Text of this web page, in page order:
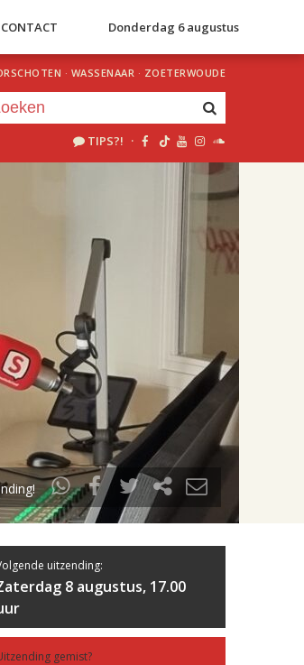
CONTACT Donderdag 6 augustus
· WASSENAAR · ZOETERWOUDE
TIPS?! ·
uur 1 van 2
Volgend uur
uitzending:
8 augustus, 17.00
gemist?